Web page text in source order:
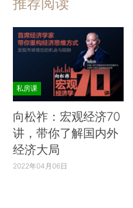
推荐阅读
私房课
向松祚：宏观经济70
讲，带你了解国内外
经济大局
2022年04月06日